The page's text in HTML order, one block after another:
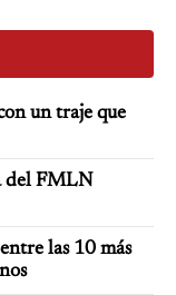
un traje que
del FMLN
las 10 más